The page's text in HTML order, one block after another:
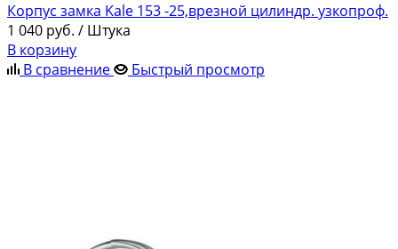
Корпус замка Kale 153 -25,врезной цилиндр. узкопроф.
1 040 руб. / Штука
В корзину
В сравнение
Быстрый просмотр